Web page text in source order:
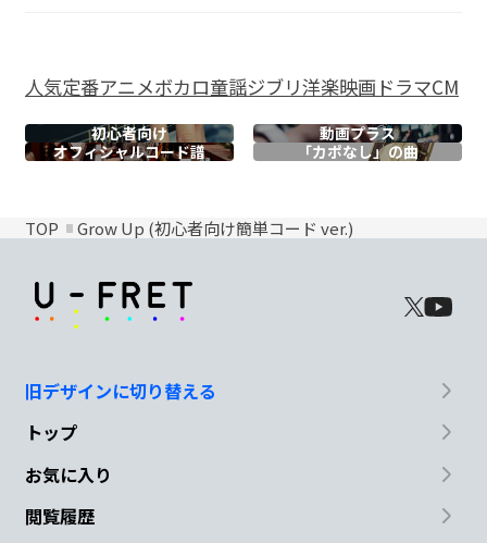
人気定番アニメボカロ童謡ジブリ洋楽映画ドラマCM
初心者向け
動画プラス
オフィシャルコード譜 「カポなし」の曲
TOP Grow Up (初心者向け簡単コード ver.)
旧デザインに切り替える
トップ
お気に入り
閲覧履歴